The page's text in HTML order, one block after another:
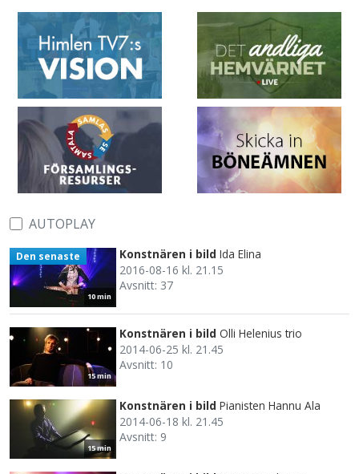
AUTOPLAY
10 min
Den senaste Konstnären i bild Ida Elina
2016-08-16 kl. 21.15
Avsnitt: 37
15 min
Konstnären i bild Olli Helenius trio
2014-06-25 kl. 21.45
Avsnitt: 10
15 min
Konstnären i bild Pianisten Hannu Ala
2014-06-18 kl. 21.45
Avsnitt: 9